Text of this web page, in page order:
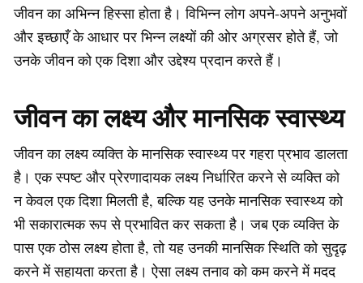
जीवन का अभिन्न हिस्सा होता है। विभिन्न लोग अपने-अपने अनुभवों
और इच्छाएँ के आधार पर भिन्न लक्ष्यों की ओर अग्रसर होते हैं, जो
उनके जीवन को एक दिशा और उद्देश्य प्रदान करते हैं।
जीवन का लक्ष्य और मानसिक स्वास्थ्य
जीवन का लक्ष्य व्यक्ति के मानसिक स्वास्थ्य पर गहरा प्रभाव डालता
है। एक स्पष्ट और प्रेरणादायक लक्ष्य निर्धारित करने से व्यक्ति को
न केवल एक दिशा मिलती है, बल्कि यह उनके मानसिक स्वास्थ्य को
भी सकारात्मक रूप से प्रभावित कर सकता है। जब एक व्यक्ति के
पास एक ठोस लक्ष्य होता है, तो यह उनकी मानसिक स्थिति को सुदृढ़
करने में सहायता करता है। ऐसा लक्ष्य तनाव को कम करने में मदद